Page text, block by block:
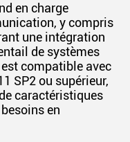
en charge
y compris
une intégration
de systèmes
compatible avec
SP2 ou supérieur,
caractéristiques
en